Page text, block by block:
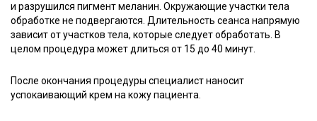
и разрушился пигмент меланин. Окружающие участки тела
обработке не подвергаются. Длительность сеанса напрямую
зависит от участков тела, которые следует обработать. В
целом процедура может длиться от 15 до 40 минут.
После окончания процедуры специалист наносит
успокаивающий крем на кожу пациента.